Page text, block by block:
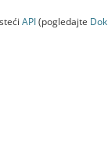
API(pogledajte